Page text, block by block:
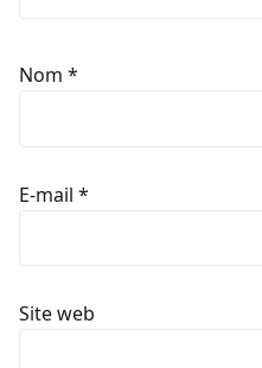
Nom *
E-mail *
Site web